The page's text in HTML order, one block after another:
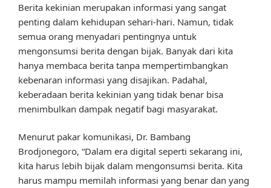
Berita kekinian merupakan informasi yang sangat
penting dalam kehidupan sehari-hari. Namun, tidak
semua orang menyadari pentingnya untuk
mengonsumsi berita dengan bijak. Banyak dari kita
hanya membaca berita tanpa mempertimbangkan
kebenaran informasi yang disajikan. Padahal,
keberadaan berita kekinian yang tidak benar bisa
menimbulkan dampak negatif bagi masyarakat.
Menurut pakar komunikasi, Dr. Bambang
Brodjonegoro, “Dalam era digital seperti sekarang ini,
kita harus lebih bijak dalam mengonsumsi berita. Kita
harus mampu memilah informasi yang benar dan yang